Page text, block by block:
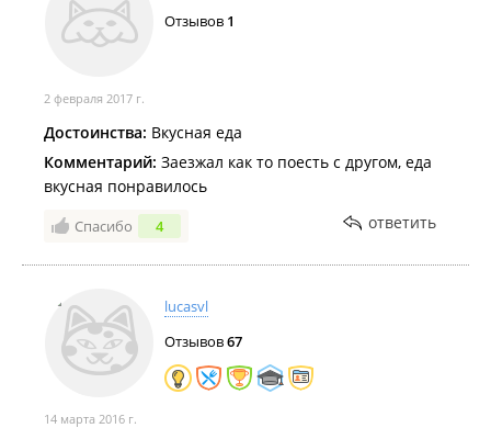
Отзывов 1
2 февраля 2017 г.
Достоинства: Вкусная еда
Комментарий: Заезжал как то поесть с другом, еда
вкусная понравилось
Спасибо 4 ответить
lucasvl
Отзывов67
14 марта 2016 г.